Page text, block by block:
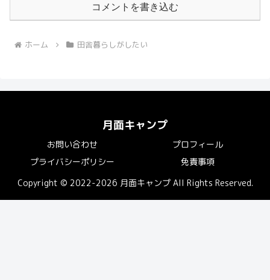
コメントを書き込む
ホーム 田舎暮らしがしたい
月面キャンプ
お問い合わせ
プロフィール
プライバシーポリシー
免責事項
Copyright © 2022-2026 月面キャンプ All Rights Reserved.